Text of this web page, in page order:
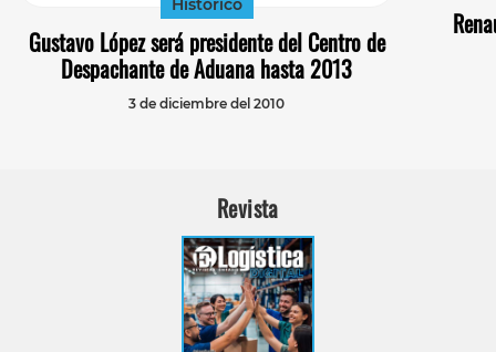
Histórico
Gustavo López será presidente del Centro de
Despachante de Aduana hasta 2013
3 de diciembre del 2010
Revista